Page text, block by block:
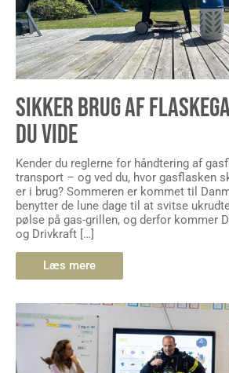
SIKKER BRUG AF
DU VIDE
Kender du reglerne for håndtering af
transport – og ved du, hvor gasflasken
er i brug? Sommeren er kommet til
benytter de lune dage til at svitse
pølse på gas-grillen, og derfor kommer
og Drivkraft […]
Læs mere